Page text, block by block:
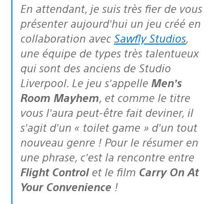
En attendant, je suis très fier de vous
présenter aujourd’hui un jeu créé en
collaboration avec Sawfly Studios,
une équipe de types très talentueux
qui sont des anciens de Studio
Liverpool. Le jeu s’appelle Men’s
Room Mayhem, et comme le titre
vous l’aura peut-être fait deviner, il
s’agit d’un « toilet game » d’un tout
nouveau genre ! Pour le résumer en
une phrase, c’est la rencontre entre
Flight Controlet le film Carry On At
Your Convenience !